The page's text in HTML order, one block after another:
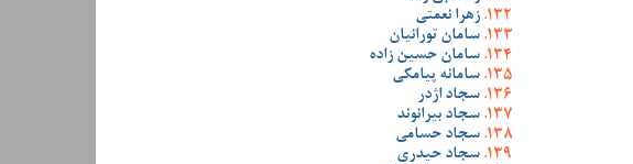
زهرا نعمتی
سامان تورانیان
سامان حسین زاده
سامانه پیامکی
سجاد اژدر
سجاد بیرانوند
سجاد حسامی
سجاد حیدری